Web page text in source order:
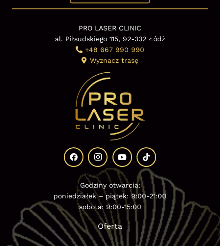
PRO LASER CLINIC
al. Piłsudskiego 115, 92-332 Łódź
+48 667 990 990
Wyznacz trasę
Godziny otwarcia:
poniedziałek – piątek: 9:00-21:00
sobota: 9:00-15:00
Oferta